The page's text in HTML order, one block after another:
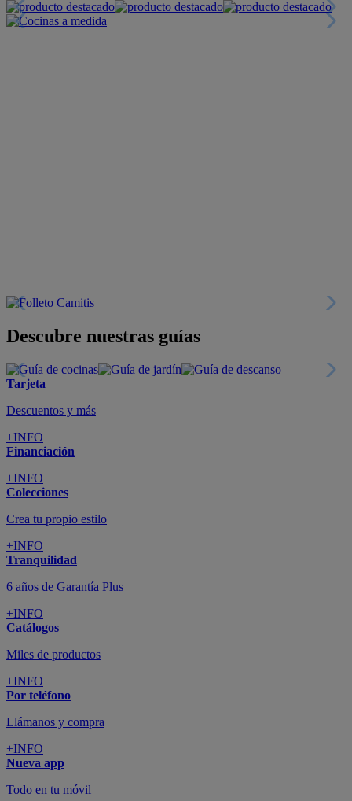
Descubre nuestras guías
Tarjeta
Descuentos y más
+INFO
Financiación
+INFO
Colecciones
Crea tu propio estilo
+INFO
Tranquilidad
6 años de Garantía Plus
+INFO
Catálogos
Miles de productos
+INFO
Por teléfono
Llámanos y compra
+INFO
Nueva app
Todo en tu móvil